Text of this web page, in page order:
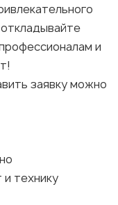
и
заявку можно
технику